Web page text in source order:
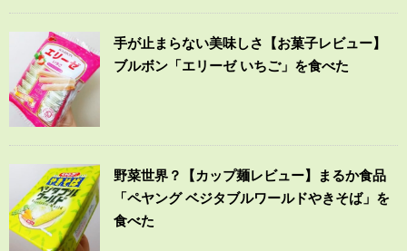
手が止まらない美味しさ【お菓子レビュー】
ブルボン「エリーゼ いちご」を食べた
野菜世界？【カップ麺レビュー】まるか食品
「ペヤング ベジタブルワールドやきそば」を
食べた